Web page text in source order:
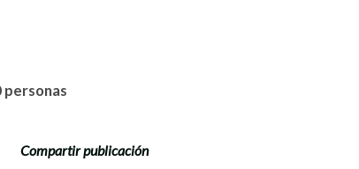
personas
Compartir publicación